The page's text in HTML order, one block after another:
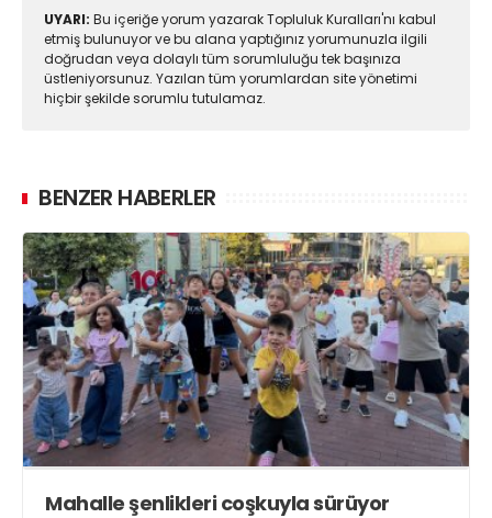
UYARI: Bu içeriğe yorum yazarak Topluluk Kuralları'nı kabul
etmiş bulunuyor ve bu alana yaptığınız yorumunuzla ilgili
doğrudan veya dolaylı tüm sorumluluğu tek başınıza
üstleniyorsunuz. Yazılan tüm yorumlardan site yönetimi
hiçbir şekilde sorumlu tutulamaz.
BENZER HABERLER
Mahalle şenlikleri coşkuyla sürüyor